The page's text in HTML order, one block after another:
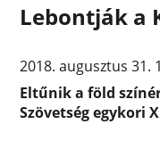
Lebontják a
2018. augusztus 31.
Eltűnik a föld
Szövetség egykori